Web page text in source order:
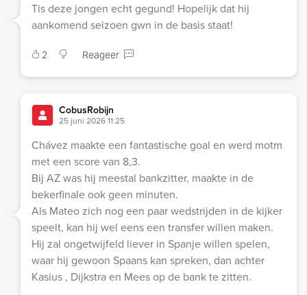
Tis deze jongen echt gegund! Hopelijk dat hij
aankomend seizoen gwn in de basis staat!
2 Reageer
CobusRobijn
25 juni 2026 11:25
Chávez maakte een fantastische goal en werd motm
met een score van 8,3.
Bij AZ was hij meestal bankzitter, maakte in de
bekerfinale ook geen minuten.
Als Mateo zich nog een paar wedstrijden in de kijker
speelt, kan hij wel eens een transfer willen maken.
Hij zal ongetwijfeld liever in Spanje willen spelen,
waar hij gewoon Spaans kan spreken, dan achter
Kasius , Dijkstra en Mees op de bank te zitten.